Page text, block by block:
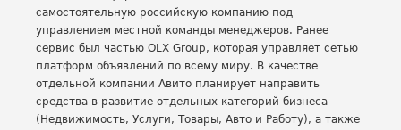
самостоятельную российскую компанию под
управлением местной команды менеджеров. Ранее
сервис был частью OLX Group, которая управляет сетью
платформ объявлений по всему миру. В качестве
отдельной компании Авито планирует направить
средства в развитие отдельных категорий бизнеса
(Недвижимость, Услуги, Товары, Авто и Работу), а также